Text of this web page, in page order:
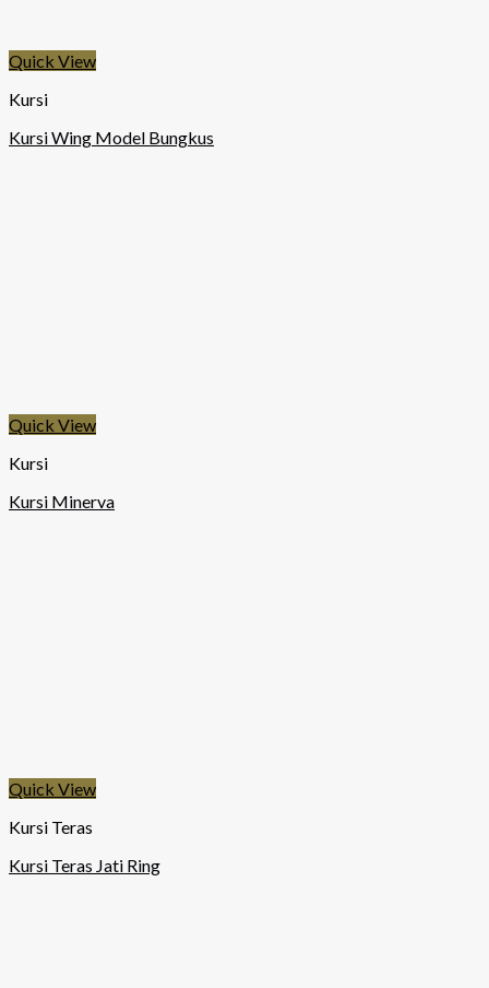
Quick View
Kursi
Kursi Wing Model Bungkus
Quick View
Kursi
Kursi Minerva
Quick View
Kursi Teras
Kursi Teras Jati Ring